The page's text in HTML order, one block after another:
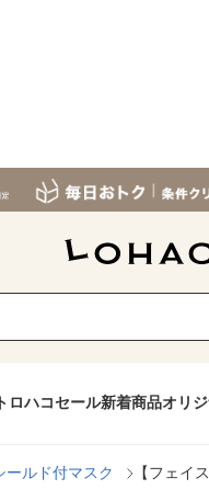
ロハコセール新着商品オリ
ールド付マスク 【フェイ